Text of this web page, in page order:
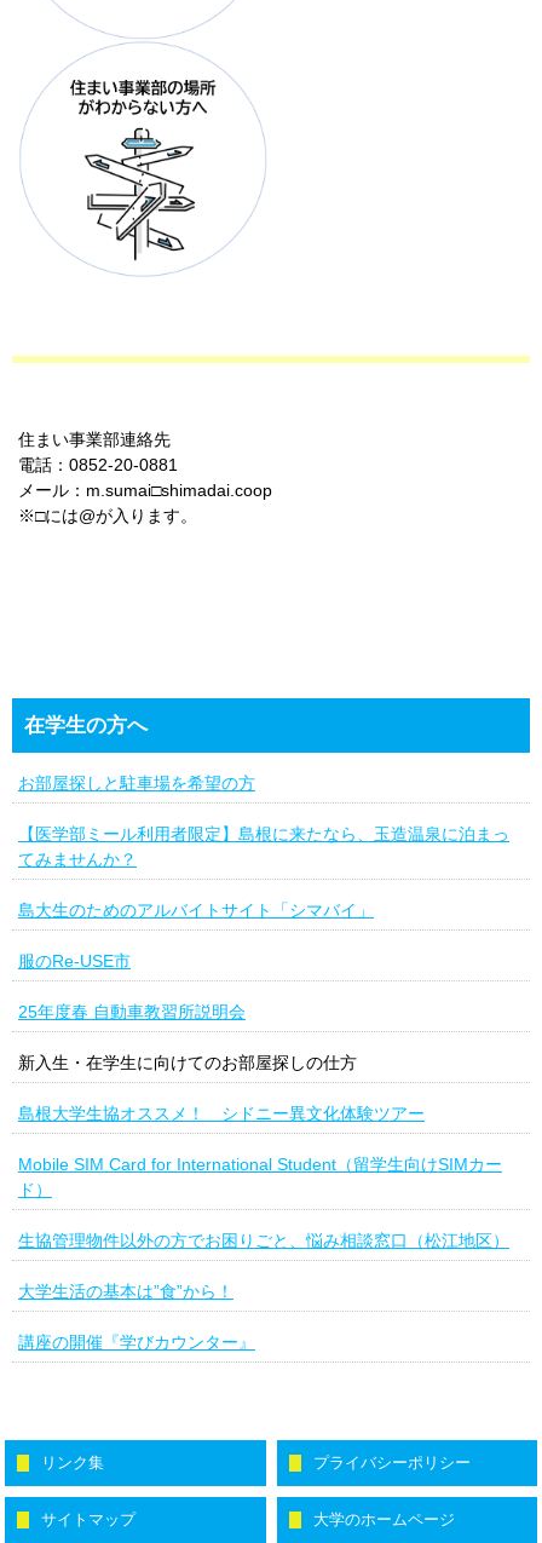
住まい事業部連絡先
電話：0852-20-0881
メール：m.sumai□shimadai.coop
※□には@が入ります。
在学生の方へ
お部屋探しと駐車場を希望の方
【医学部ミール利用者限定】島根に来たなら、玉造温泉に泊まっ
てみませんか？
島大生のためのアルバイトサイト「シマバイ」
服のRe-USE市
25年度春 自動車教習所説明会
新入生・在学生に向けてのお部屋探しの仕方
島根大学生協オススメ！ シドニー異文化体験ツアー
Mobile SIM Card for International Student（留学生向けSIMカー
ド）
生協管理物件以外の方でお困りごと、悩み相談窓口（松江地区）
大学生活の基本は”食”から！
講座の開催『学びカウンター』
リンク集 プライバシーポリシー
サイトマップ 大学のホームページ